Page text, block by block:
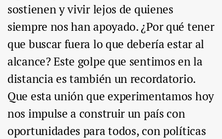
sostienen y vivir lejos de quienes
siempre nos han apoyado. ¿Por qué tener
que buscar fuera lo que debería estar al
alcance? Este golpe que sentimos en la
distancia es también un recordatorio.
Que esta unión que experimentamos hoy
nos impulse a construir un país con
oportunidades para todos, con políticas